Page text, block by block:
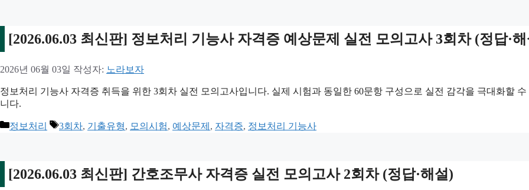
[2026.06.03 최신판] 정보처리 기능사 자격증 예상문제 실전 모의고사 3회차 (정답·
2026년 06월 03일 작성자: 노라보자
정보처리 기능사 자격증 취득을 위한 3회차 실전 모의고사입니다. 실제 시험과 동일한 60문항 구성으로 실전 감각을 극대화할 수
니다.
카
정보처리
태
3회차, 기출유형, 모의시험, 예상문제 , 자격증, 정보처리 기능사
[2026.06.03 최신판] 간호조무사 자격증 실전 모의고사 2회차 (정답·해설)